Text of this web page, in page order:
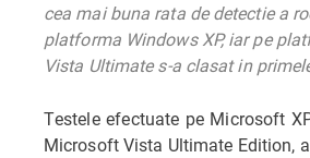
cea mai buna rata de detectie a
platforma Windows XP, iar pe
Vista Ultimate s-a clasat in
Testele efectuate pe Microsoft
Microsoft Vista Ultimate Edition,